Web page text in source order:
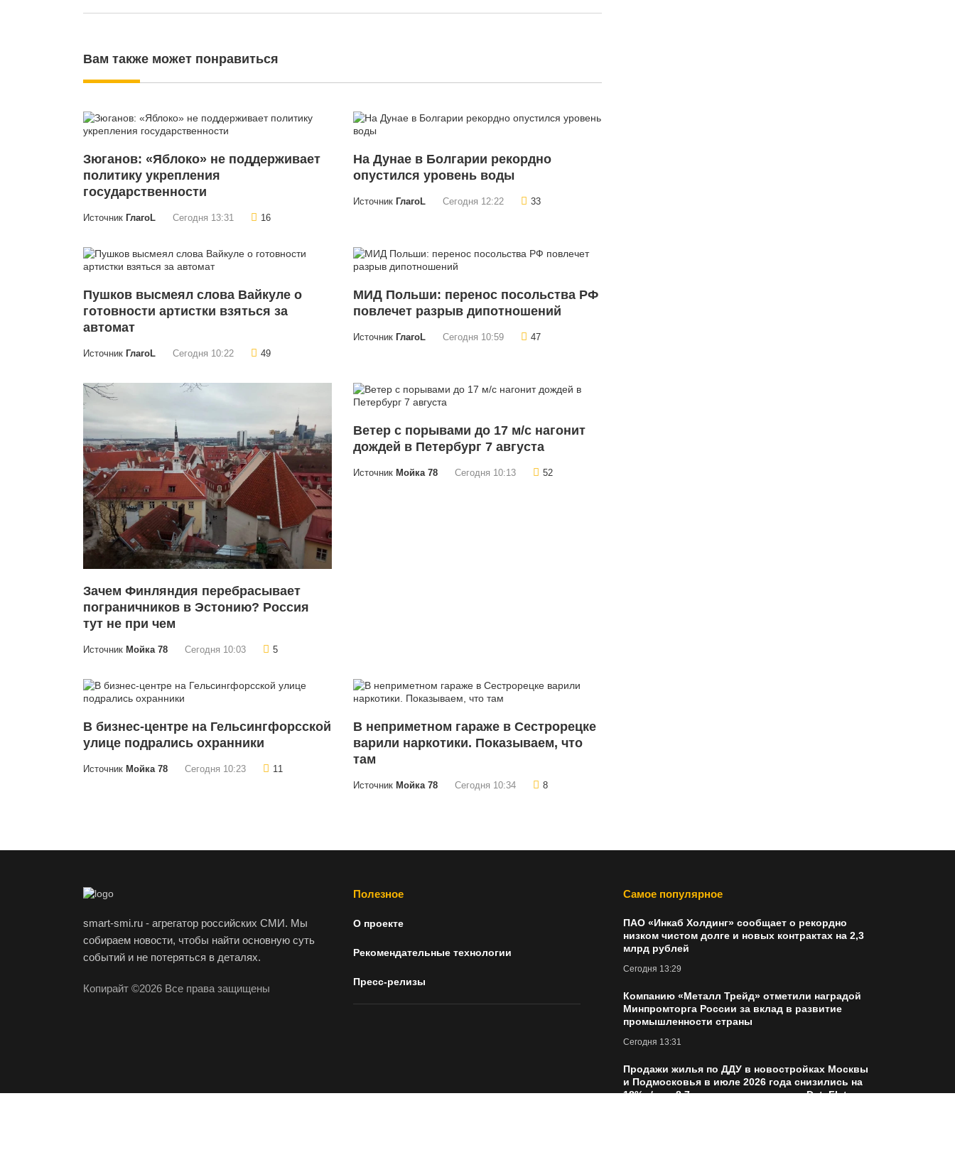
Вам также может понравиться
Зюганов: «Яблоко» не поддерживает
политику укрепления
государственности
Источник ГлагоL Сегодня 13:31 16
На Дунае в Болгарии рекордно
опустился уровень воды
Источник ГлагоL Сегодня 12:22 33
Пушков высмеял слова Вайкуле о
готовности артистки взяться за
автомат
Источник ГлагоL Сегодня 10:22 49
МИД Польши: перенос посольства РФ
повлечет разрыв дипотношений
Источник ГлагоL Сегодня 10:59 47
Зачем Финляндия перебрасывает
пограничников в Эстонию? Россия
тут не при чем
Источник Мойка 78 Сегодня 10:03 5
Ветер с порывами до 17 м/с нагонит
дождей в Петербург 7 августа
Источник Мойка 78 Сегодня 10:13 52
В бизнес-центре на Гельсингфорсской
улице подрались охранники
Источник Мойка 78 Сегодня 10:23 11
В неприметном гараже в Сестрорецке
варили наркотики. Показываем, что
там
Источник Мойка 78 Сегодня 10:34 8
smart-smi.ru - агрегатор российских СМИ. Мы
собираем новости, чтобы найти основную суть
событий и не потеряться в деталях.
Копирайт ©2026 Все права защищены
Полезное
О проекте
Рекомендательные технологии
Пресс-релизы
Самое популярное
ПАО «Инкаб Холдинг» сообщает о рекордно
низком чистом долге и новых контрактах на 2,3
млрд рублей
Сегодня 13:29
Компанию «Металл Трейд» отметили наградой
Минпромторга России за вклад в развитие
промышленности страны
Сегодня 13:31
Продажи жилья по ДДУ в новостройках Москвы
и Подмосковья в июле 2026 года снизились на
18% г/г до 8,7 тыс сделок — данные DataFlat